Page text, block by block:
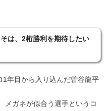
は、2桁勝利を期待したい
年目から入り込んだ曽谷龍平
メガネが似合う選手というコ